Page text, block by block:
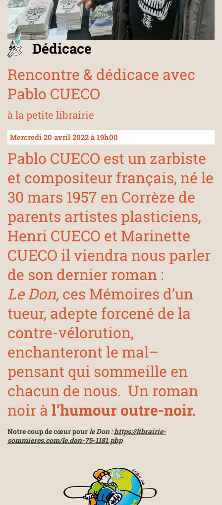
Dédicace
Rencontre & dédicace avec
Pablo CUECO
à la petite librairie
Mercredi 20 avril 2022 à 19h00
Pablo CUECO est un zarbiste
et compositeur français, né le
30 mars 1957 en Corrèze de
parents artistes plasticiens,
Henri CUECO et Marinette
CUECO il viendra nous parler
de son dernier roman :
Le Don, ces Mémoires d’un
tueur, adepte forcené de la
contre-vélorution,
enchanteront le mal–
pensant qui sommeille en
chacun de nous. Un roman
noir à l’humour outre-noir.
Notre coup de cœur pour le Don :https://librairie-
sommieres.com/le.don-75-1181.php